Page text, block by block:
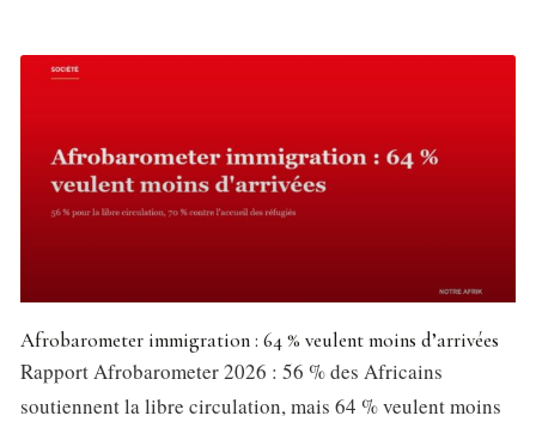
Afrobarometer immigration : 64 % veulent moins d’arrivées
Rapport Afrobarometer 2026 : 56 % des Africains
soutiennent la libre circulation, mais 64 % veulent moins